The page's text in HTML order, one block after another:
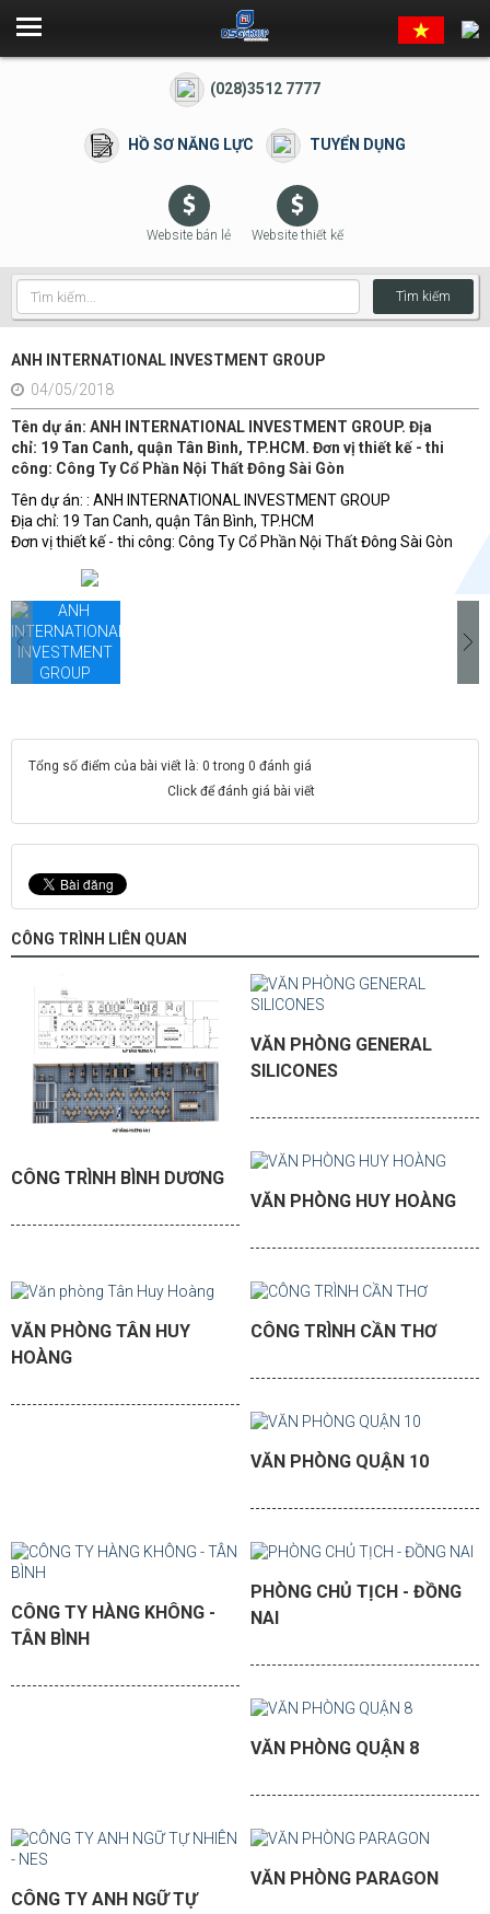
(028)3512 7777
HỒ SƠ NĂNG LỰC TUYỂN DỤNG
Website bán lẻ Website thiết kế
Tìm kiếm
ANH INTERNATIONAL INVESTMENT GROUP
04/05/2018
Tên dự án: ANH INTERNATIONAL INVESTMENT GROUP. Địa
chỉ: 19 Tan Canh, quận Tân Bình, TP.HCM. Đơn vị thiết kế - thi
công: Công Ty Cổ Phần Nội Thất Đông Sài Gòn
Tên dự án: : ANH INTERNATIONAL INVESTMENT GROUP
Địa chỉ: 19 Tan Canh, quận Tân Bình, TP.HCM
Đơn vị thiết kế - thi công: Công Ty Cổ Phần Nội Thất Đông Sài Gòn
Tổng số điểm của bài viết là: 0 trong 0 đánh giá
Click để đánh giá bài viết
CÔNG TRÌNH LIÊN QUAN
CÔNG TRÌNH BÌNH DƯƠNG
VĂN PHÒNG GENERAL
SILICONES
VĂN PHÒNG HUY HOÀNG
VĂN PHÒNG TÂN HUY
HOÀNG
CÔNG TRÌNH CẦN THƠ
VĂN PHÒNG QUẬN 10
CÔNG TY HÀNG KHÔNG -
TÂN BÌNH
PHÒNG CHỦ TỊCH - ĐỒNG
NAI
VĂN PHÒNG QUẬN 8
CÔNG TY ANH NGỮ TỰ
VĂN PHÒNG PARAGON